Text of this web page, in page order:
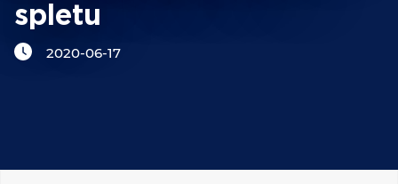
MEDNARODNO SODELOVANJE
ČLANSTVO
spletu
2020-06-17